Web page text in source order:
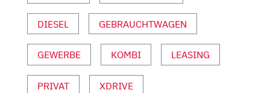
SPORT“
VON
YOUTUBE
ANZEIGEN
DIESEL GEBRAUCHTWAGEN
GEWERBE KOMBI LEASING
PRIVAT XDRIVE